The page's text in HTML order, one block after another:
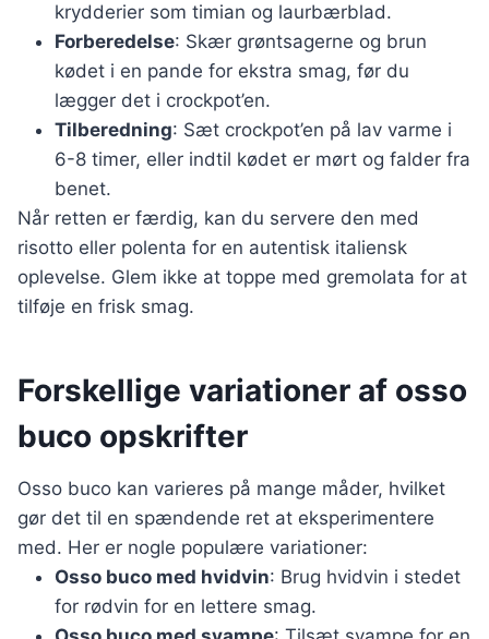
krydderier som timian og laurbærblad.
Forberedelse: Skær grøntsagerne og brun
kødet i en pande for ekstra smag, før du
lægger det i crockpot’en.
Tilberedning: Sæt crockpot’en på lav varme i
6-8 timer, eller indtil kødet er mørt og falder fra
benet.
Når retten er færdig, kan du servere den med
risotto eller polenta for en autentisk italiensk
oplevelse. Glem ikke at toppe med gremolata for at
tilføje en frisk smag.
Forskellige variationer af osso
buco opskrifter
Osso buco kan varieres på mange måder, hvilket
gør det til en spændende ret at eksperimentere
med. Her er nogle populære variationer:
Osso buco med hvidvin: Brug hvidvin i stedet
for rødvin for en lettere smag.